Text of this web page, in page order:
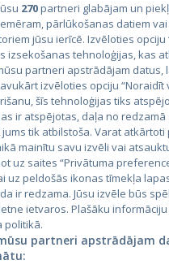
270partneri glabājam un
pārlūkošanas datiem
jūsu ierīcē. Izvēloties opciju
izsekošanas tehnoloģijas, kas
partneri apstrādājam datus,
izvēloties opciju “Noraidīt
šīs tehnoloģijas tiks
ir atspējotas, daļa no
tik atbilstoša. Varat atkārtoti
mainītu savu izvēli vai
uz saites “Privātuma
uz peldošās ikonas tīmekļa
ir redzama. Jūsu izvēle būs
ietvaros. Plašāku
politikā.
partneri apstrādājam